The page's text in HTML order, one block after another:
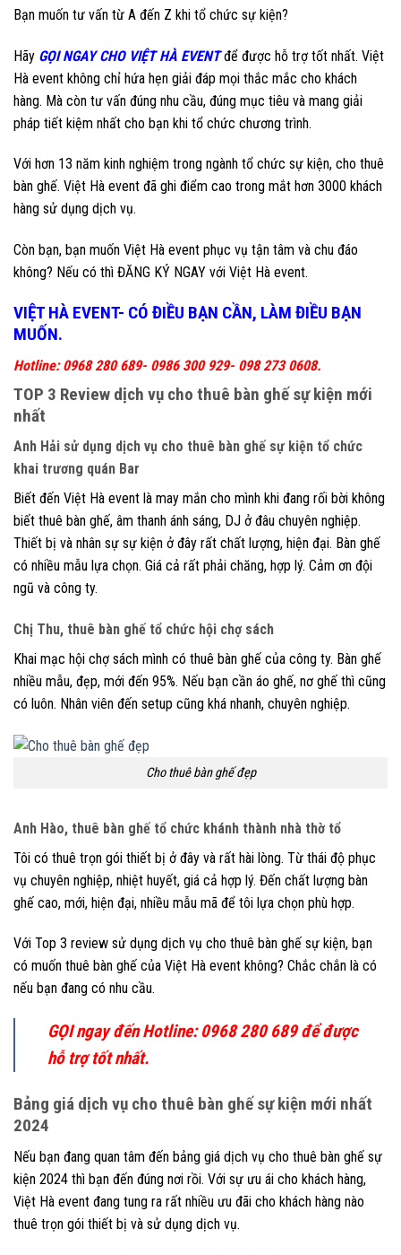
Bạn muốn tư vấn từ A đến Z khi tổ chức sự kiện?
Hãy GỌI NGAY CHO VIỆT HÀ EVENTđể được hỗ trợ tốt nhất. Việt
Hà event không chỉ hứa hẹn giải đáp mọi thắc mắc cho khách
hàng. Mà còn tư vấn đúng nhu cầu, đúng mục tiêu và mang giải
pháp tiết kiệm nhất cho bạn khi tổ chức chương trình.
Với hơn 13 năm kinh nghiệm trong ngành tổ chức sự kiện, cho thuê
bàn ghế. Việt Hà event đã ghi điểm cao trong mắt hơn 3000 khách
hàng sử dụng dịch vụ.
Còn bạn, bạn muốn Việt Hà event phục vụ tận tâm và chu đáo
không? Nếu có thì ĐĂNG KÝ NGAY với Việt Hà event.
VIỆT HÀ EVENT- CÓ ĐIỀU BẠN CẦN, LÀM ĐIỀU BẠN
MUỐN.
Hotline: 0968 280 689- 0986 300 929- 098 273 0608.
TOP 3 Review dịch vụ cho thuê bàn ghế sự kiện mới
nhất
Anh Hải sử dụng dịch vụ cho thuê bàn ghế sự kiện tổ chức
khai trương quán Bar
Biết đến Việt Hà event là may mắn cho mình khi đang rối bời không
biết thuê bàn ghế, âm thanh ánh sáng, DJ ở đâu chuyên nghiệp.
Thiết bị và nhân sự sự kiện ở đây rất chất lượng, hiện đại. Bàn ghế
có nhiều mẫu lựa chọn. Giá cả rất phải chăng, hợp lý. Cảm ơn đội
ngũ và công ty.
Chị Thu, thuê bàn ghế tổ chức hội chợ sách
Khai mạc hội chợ sách mình có thuê bàn ghế của công ty. Bàn ghế
nhiều mẫu, đẹp, mới đến 95%. Nếu bạn cần áo ghế, nơ ghế thì cũng
có luôn. Nhân viên đến setup cũng khá nhanh, chuyên nghiệp.
Cho thuê bàn ghế đẹp
Anh Hào, thuê bàn ghế tổ chức khánh thành nhà thờ tổ
Tôi có thuê trọn gói thiết bị ở đây và rất hài lòng. Từ thái độ phục
vụ chuyên nghiệp, nhiệt huyết, giá cả hợp lý. Đến chất lượng bàn
ghế cao, mới, hiện đại, nhiều mẫu mã để tôi lựa chọn phù hợp.
Với Top 3 review sử dụng dịch vụ cho thuê bàn ghế sự kiện, bạn
có muốn thuê bàn ghế của Việt Hà event không? Chắc chắn là có
nếu bạn đang có nhu cầu.
GỌI ngay đến Hotline: 0968 280 689 để được
hỗ trợ tốt nhất.
Bảng giá dịch vụ cho thuê bàn ghế sự kiện mới nhất
2024
Nếu bạn đang quan tâm đến bảng giá dịch vụ cho thuê bàn ghế sự
kiện 2024 thì bạn đến đúng nơi rồi. Với sự ưu ái cho khách hàng,
Việt Hà event đang tung ra rất nhiều ưu đãi cho khách hàng nào
thuê trọn gói thiết bị và sử dụng dịch vụ.